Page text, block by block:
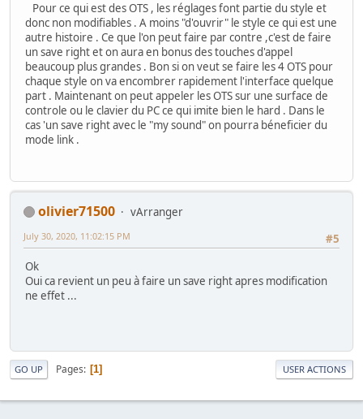
Pour ce qui est des OTS , les réglages font partie du style et
donc non modifiables . A moins "d'ouvrir" le style ce qui est une
autre histoire . Ce que l'on peut faire par contre ,c'est de faire
un save right et on aura en bonus des touches d'appel
beaucoup plus grandes . Bon si on veut se faire les 4 OTS pour
chaque style on va encombrer rapidement l'interface quelque
part . Maintenant on peut appeler les OTS sur une surface de
controle ou le clavier du PC ce qui imite bien le hard . Dans le
cas 'un save right avec le "my sound" on pourra béneficier du
mode link .
olivier71500
vArranger
#5
July 30, 2020, 11:02:15 PM
Ok
Oui ca revient un peu à faire un save right apres modification
ne effet ...
GO UP Pages 1 USER ACTIONS